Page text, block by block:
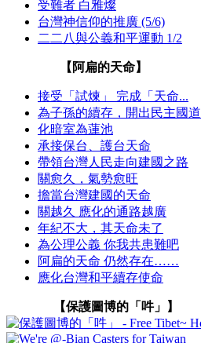
受難者 白雅燦
台灣神信仰的推廣 (5/6)
二二八與公義和平運動 1/2
【阿扁的天命】
接受「試煉」 完成「天命...
為子孫的續存，開出民主國道
化暗室為蓮池
承接保台、護台天命
帶領台灣人民走向建國之路
關愈久，氣勢愈旺
擔當台灣建國的天命
關越久 應化的通路越廣
年紀不大，其天命未了
為公理公義 你我共患難吧
阿扁的天命 仍然存在……
應化台灣和平續存使命
【保護圖博的「吽」】